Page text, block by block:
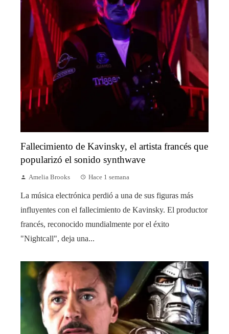
Fallecimiento de Kavinsky, el artista francés que
popularizó el sonido synthwave
Amelia Brooks Hace 1 semana
La música electrónica perdió a una de sus figuras más
influyentes con el fallecimiento de Kavinsky. El productor
francés, reconocido mundialmente por el éxito
"Nightcall", deja una...